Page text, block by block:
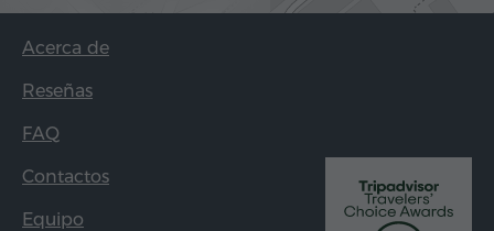
Acerca de
Reseñas
FAQ
Contactos
Equipo